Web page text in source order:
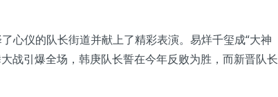
心仪的队长街道并献上了精彩表演。易烊千玺成“大神
战引爆全场，韩庚队长誓在今年反败为胜，而新晋队长